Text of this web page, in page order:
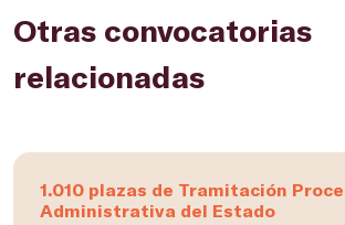
Otras convocatorias
relacionadas
1.010 plazas de Tramitación
Administrativa del Estado